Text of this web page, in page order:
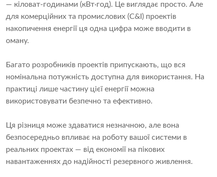
— кіловат-годинами (кВт·год). Це виглядає просто. Але
для комерційних та промислових (C&I) проектів
накопичення енергії ця одна цифра може вводити в
оману.
Багато розробників проектів припускають, що вся
номінальна потужність доступна для використання. На
практиці лише частину цієї енергії можна
використовувати безпечно та ефективно.
Ця різниця може здаватися незначною, але вона
безпосередньо впливає на роботу вашої системи в
реальних проектах — від економії на пікових
навантаженнях до надійності резервного живлення.